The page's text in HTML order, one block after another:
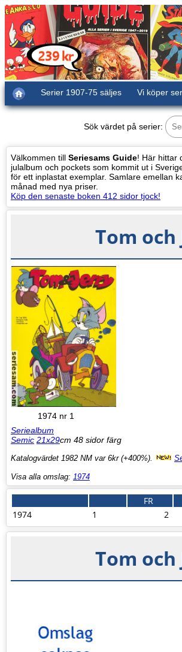
Serier 1907-75 säljes Vi köper
Sök värdet på serier:
Välkommen till Seriesams Guide! Här hittar
julalbum och pockets som kommit ut i
för ett inplastat exemplar. Samlare emellan
månad med nya priser.
Köp den senaste boken 412 sidor tjock!
Tom och
1974 nr 1
Seriealbum
Semic 21x29cm 48 sidor färg
Katalogvärdet 1982 NM var 6kr (+400%).
Visa alla omslag: 1974
FR
1974
1 2
Tom och